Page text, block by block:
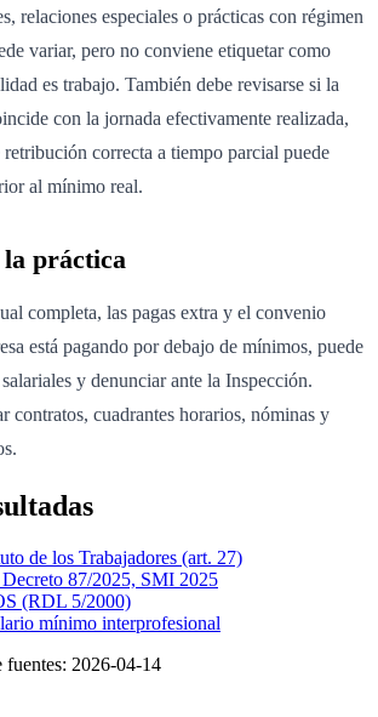
relaciones especiales o prácticas con régimen
variar, pero no conviene etiquetar como
es trabajo. También debe revisarse si la
con la jornada efectivamente realizada,
retribución correcta a tiempo parcial puede
al mínimo real.
la práctica
completa, las pagas extra y el convenio
está pagando por debajo de mínimos, puede
y denunciar ante la Inspección.
contratos, cuadrantes horarios, nóminas y
de los Trabajadores (art. 27)
87/2025, SMI 2025
(RDL 5/2000)
mínimo interprofesional
2026-04-14